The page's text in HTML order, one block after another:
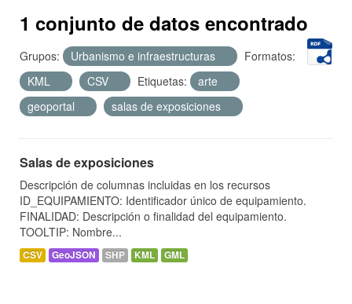
Acerca de
1 conjunto de datos encontrado
Grupos: Urbanismo e infraestructuras
Formatos:
KML
CSV Etiquetas:
arte
geoportal
salas de exposiciones
Salas de exposiciones
Descripción de columnas incluidas en los recursos
ID_EQUIPAMIENTO: Identificador único de equipamiento.
FINALIDAD: Descripción o finalidad del equipamiento.
TOOLTIP: Nombre...
CSV GeoJSON SHP KML GML